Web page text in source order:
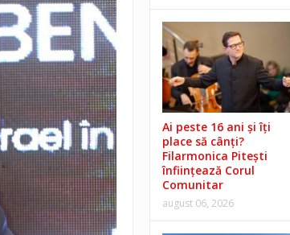
Ai peste 16 ani și îți
place să cânți?
Filarmonica Pitești
înființează Corul
Comunitar
august 06, 2026